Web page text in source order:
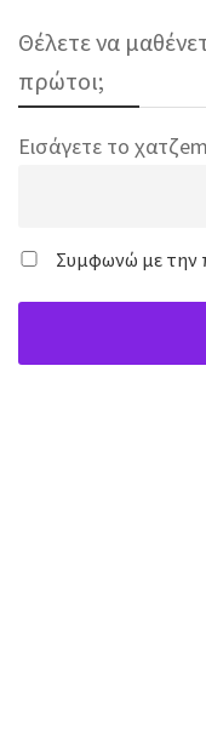
Θέλετε να
πρώτοι;
Εισάγετε το
Συμφωνώ με την